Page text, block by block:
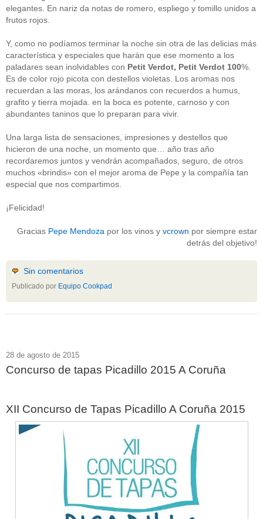
elegantes. En nariz da notas de romero, espliego y tomillo unidos a
frutos rojos.
Y, como no podíamos terminar la noche sin otra de las delicias más
característica y especiales que harán que ese momento a los
paladares sean inolvidables con Petit Verdot, Petit Verdot 100%.
Es de color rojo picota con destellos violetas. Los aromas nos
recuerdan a las moras, los arándanos con recuerdos a humus,
grafito y tierra mojada. en la boca es potente, carnoso y con
abundantes taninos que lo preparan para vivir.
Una larga lista de sensaciones, impresiones y destellos que
hicieron de una noche, un momento que… año tras año
recordaremos juntos y vendrán acompañados, seguro, de otros
muchos «brindis» con el mejor aroma de Pepe y la compañía tan
especial que nos compartimos.
¡Felicidad!
Gracias Pepe Mendoza por los vinos y vcrown por siempre estar
detrás del objetivo!
Sin comentarios
Publicado por Equipo Cookpad
28 de agosto de 2015
Concurso de tapas Picadillo 2015 A Coruña
XII Concurso de Tapas Picadillo A Coruña 2015